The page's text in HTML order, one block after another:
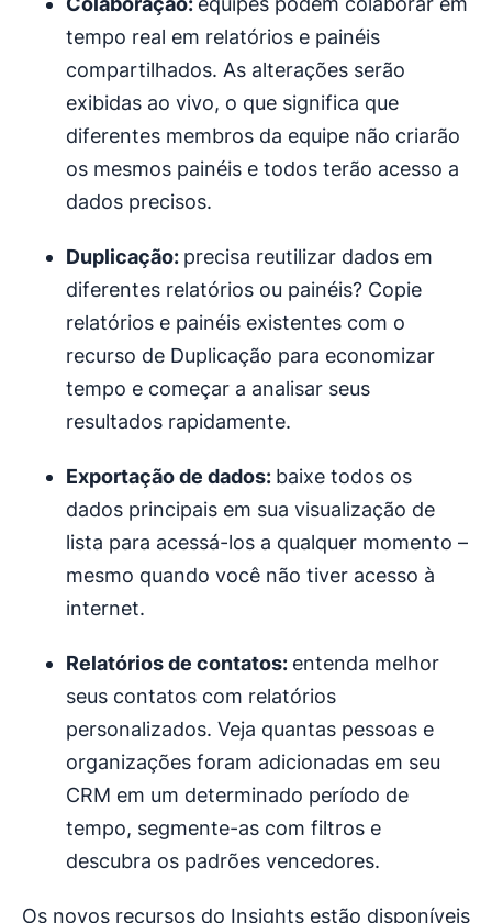
tempo real em relatórios e painéis
compartilhados. As alterações serão
exibidas ao vivo, o que significa que
diferentes membros da equipe não criarão
os mesmos painéis e todos terão acesso a
dados precisos.
Duplicação: precisa reutilizar dados em
diferentes relatórios ou painéis? Copie
relatórios e painéis existentes com o
recurso de Duplicação para economizar
tempo e começar a analisar seus
resultados rapidamente.
Exportação de dados: baixe todos os
dados principais em sua visualização de
lista para acessá-los a qualquer momento –
mesmo quando você não tiver acesso à
internet.
Relatórios de contatos: entenda melhor
seus contatos com relatórios
personalizados. Veja quantas pessoas e
organizações foram adicionadas em seu
CRM em um determinado período de
tempo, segmente-as com filtros e
descubra os padrões vencedores.
Os novos recursos do Insights estão disponíveis